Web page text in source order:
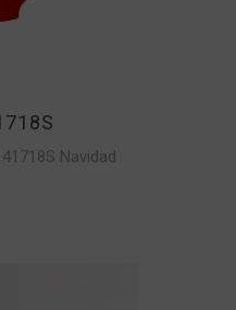
Navidad